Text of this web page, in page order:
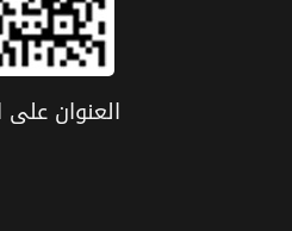
العنوان علی